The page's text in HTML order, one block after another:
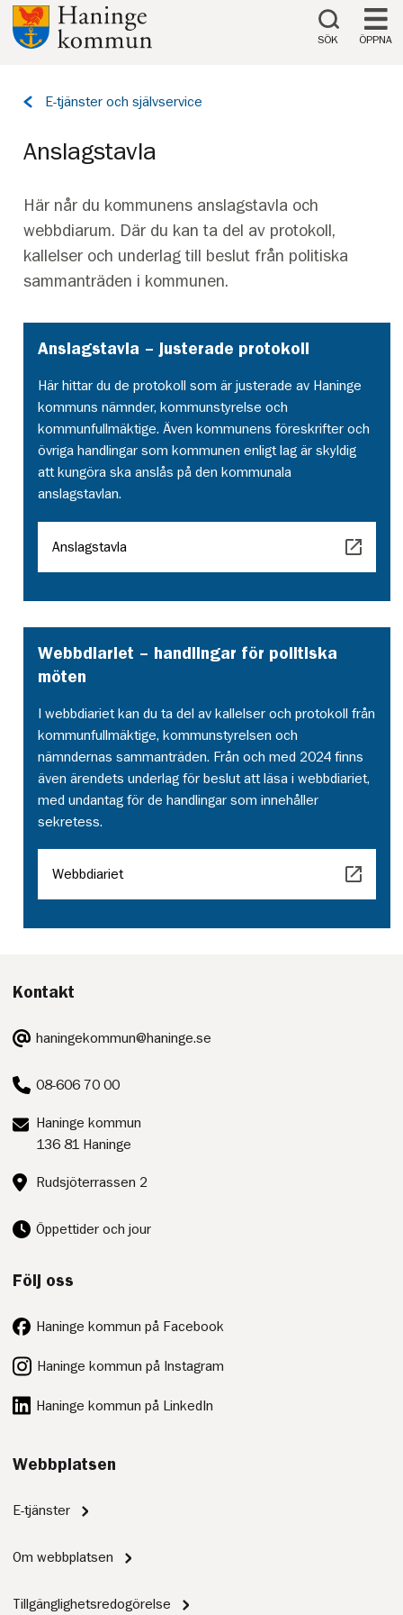
Till innehåll på sidan
SÖK ÖPPNA
Tillbaka
E-tjänster och självservice
Anslagstavla
Här når du kommunens anslagstavla och
webbdiarum. Där du kan ta del av protokoll,
kallelser och underlag till beslut från politiska
sammanträden i kommunen.
Anslagstavla – justerade protokoll
Här hittar du de protokoll som är justerade av Haninge
kommuns nämnder, kommunstyrelse och
kommunfullmäktige. Även kommunens föreskrifter och
övriga handlingar som kommunen enligt lag är skyldig
att kungöra ska anslås på den kommunala
anslagstavlan.
Anslagstavla
Webbdiariet – handlingar för politiska
möten
I webbdiariet kan du ta del av kallelser och protokoll från
kommunfullmäktige, kommunstyrelsen och
nämndernas sammanträden. Från och med 2024 finns
även ärendets underlag för beslut att läsa i webbdiariet,
med undantag för de handlingar som innehåller
sekretess.
Webbdiariet
Kontakt
E-
post:
haningekommun@haninge.se
Telefon:
08-606 70 00
Postadress:
Haninge kommun
136 81 Haninge
Besöksadress:
Rudsjöterrassen 2
Öppettider och jour
Följ oss
Haninge kommun på Facebook
Haninge kommun på Instagram
Haninge kommun på LinkedIn
Webbplatsen
E-tjänster
Om webbplatsen
Tillgänglighetsredogörelse